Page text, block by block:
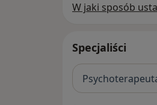
W jaki sposób
Specjaliści